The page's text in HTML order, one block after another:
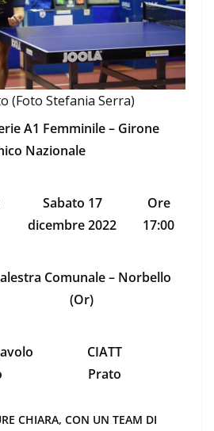
(Foto Stefania Serra)
A1 Femminile – Girone
Nazionale
Sabato 17
dicembre 2022
Ore
17:00
Comunale – Norbello
(Or)
CIATT
Prato
CHIARA, CON UN TEAM DI